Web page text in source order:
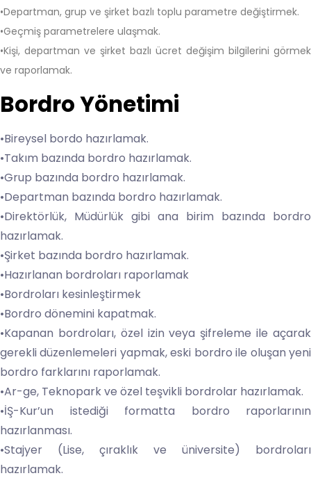
•Departman, grup ve şirket bazlı toplu parametre değiştirmek.
•Geçmiş parametrelere ulaşmak.
•Kişi, departman ve şirket bazlı ücret değişim bilgilerini görmek
ve raporlamak.
Bordro Yönetimi
•Bireysel bordo hazırlamak.
•Takım bazında bordro hazırlamak.
•Grup bazında bordro hazırlamak.
•Departman bazında bordro hazırlamak.
•Direktörlük, Müdürlük gibi ana birim bazında bordro
hazırlamak.
•Şirket bazında bordro hazırlamak.
•Hazırlanan bordroları raporlamak
•Bordroları kesinleştirmek
•Bordro dönemini kapatmak.
•Kapanan bordroları, özel izin veya şifreleme ile açarak
gerekli düzenlemeleri yapmak, eski bordro ile oluşan yeni
bordro farklarını raporlamak.
•Ar-ge, Teknopark ve özel teşvikli bordrolar hazırlamak.
•İŞ-Kur’un istediği formatta bordro raporlarının
hazırlanması.
•Stajyer (Lise, çıraklık ve üniversite) bordroları
hazırlamak.